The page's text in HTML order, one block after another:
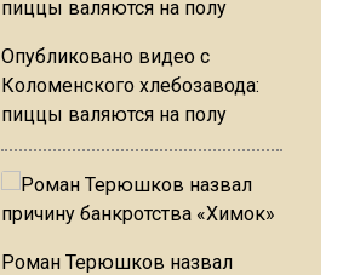
Опубликовано видео с
Коломенского хлебозавода:
пиццы валяются на полу
Роман Терюшков назвал